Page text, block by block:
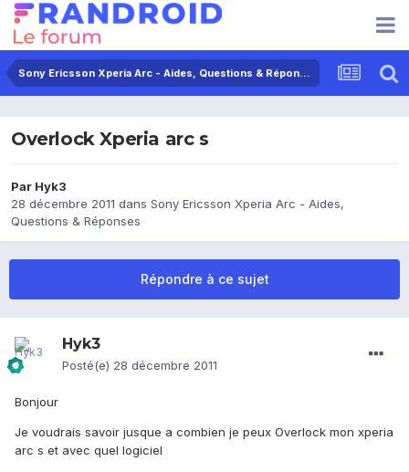
Sony Ericsson Xperia Arc - Aides, Questions & Réponses
Overlock Xperia arc s
Par Hyk3
28 décembre 2011 dans Sony Ericsson Xperia Arc - Aides,
Questions & Réponses
Répondre à ce sujet
Hyk3
Posté(e) 28 décembre 2011
Bonjour
Je voudrais savoir jusque a combien je peux Overlock mon xperia
arc s et avec quel logiciel